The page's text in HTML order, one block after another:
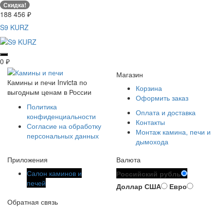
Скидка!
188 456 ₽
S9 KURZ
0 ₽
Камины и печи Invicta по
выгодным ценам в России
Политика
конфиденциальности
Согласие на обработку
персональных данных
Магазин
Корзина
Оформить заказ
Оплата и доставка
Контакты
Монтаж камина, печи и
дымохода
Приложения
Салон каминов и
печей
Валюта
Российский рубль
Доллар США
Евро
Обратная связь